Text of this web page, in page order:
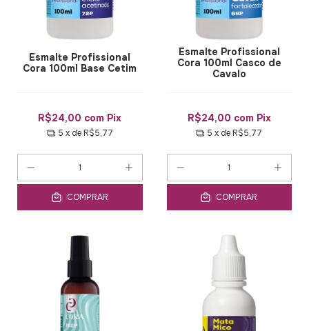
Esmalte Profissional
Cora 100ml Base Cetim
R$24,00 com Pix
5 x de R$5,77
COMPRAR
Esmalte Profissional
Cora 100ml Casco de
Cavalo
R$24,00 com Pix
5 x de R$5,77
COMPRAR